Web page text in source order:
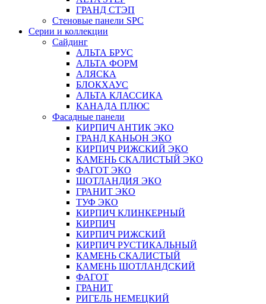
ГРАНД СТЭП
Стеновые панели SPC
Серии и коллекции
Сайдинг
АЛЬТА БРУС
АЛЬТА ФОРМ
АЛЯСКА
БЛОКХАУС
АЛЬТА КЛАССИКА
КАНАДА ПЛЮС
Фасадные панели
КИРПИЧ АНТИК ЭКО
ГРАНД КАНЬОН ЭКО
КИРПИЧ РИЖСКИЙ ЭКО
КАМЕНЬ СКАЛИСТЫЙ ЭКО
ФАГОТ ЭКО
ШОТЛАНДИЯ ЭКО
ГРАНИТ ЭКО
ТУФ ЭКО
КИРПИЧ КЛИНКЕРНЫЙ
КИРПИЧ
КИРПИЧ РИЖСКИЙ
КИРПИЧ РУСТИКАЛЬНЫЙ
КАМЕНЬ СКАЛИСТЫЙ
КАМЕНЬ ШОТЛАНДСКИЙ
ФАГОТ
ГРАНИТ
РИГЕЛЬ НЕМЕЦКИЙ